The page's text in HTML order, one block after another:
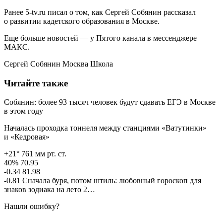
Ранее 5-tv.ru писал о том, как Сергей Собянин рассказал
о развитии кадетского образования в Москве.
Еще больше новостей — у Пятого канала в мессенджере
МАКС.
Сергей Собянин Москва Школа
Читайте также
Собянин: более 93 тысяч человек будут сдавать ЕГЭ в Москве
в этом году
Началась проходка тоннеля между станциями «Ватутинки»
и «Кедровая»
+21° 761 мм рт. ст.
40% 70.95
-0.34 81.98
-0.81 Сначала буря, потом штиль: любовный гороскоп для
знаков зодиака на лето 2…
Нашли ошибку?